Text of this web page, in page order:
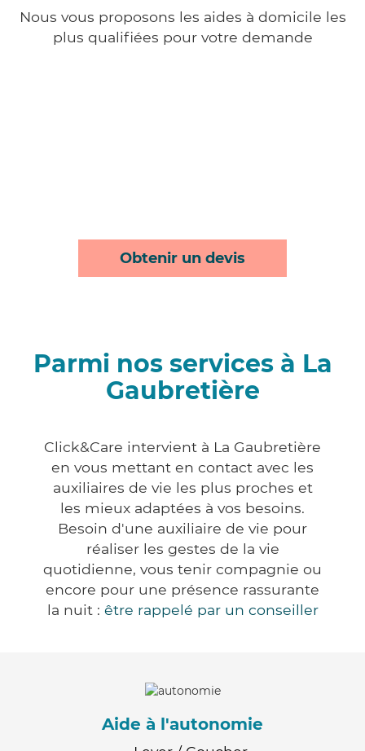
Nous vous proposons les aides à domicile les
plus qualifiées pour votre demande
Obtenir un devis
Parmi nos services à La
Gaubretière
Click&Care intervient à La Gaubretière
en vous mettant en contact avec les
auxiliaires de vie les plus proches et
les mieux adaptées à vos besoins.
Besoin d'une auxiliaire de vie pour
réaliser les gestes de la vie
quotidienne, vous tenir compagnie ou
encore pour une présence rassurante
la nuit : être rappelé par un conseiller
Aide à l'autonomie